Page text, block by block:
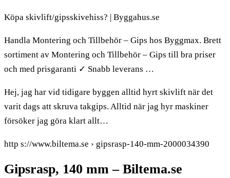
Köpa skivlift/gipsskivehiss? | Byggahus.se
Handla Montering och Tillbehör – Gips hos Byggmax. Brett
sortiment av Montering och Tillbehör – Gips till bra priser
och med prisgaranti ✓ Snabb leverans …
Hej, jag har vid tidigare byggen alltid hyrt skivlift när det
varit dags att skruva takgips. Alltid när jag hyr maskiner
försöker jag göra klart allt…
http s://www.biltema.se › gipsrasp-140-mm-2000034390
Gipsrasp, 140 mm – Biltema.se